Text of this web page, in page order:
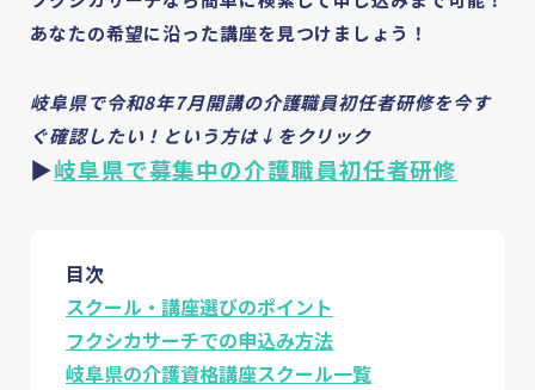
あなたの希望に沿った講座を見つけましょう！
岐阜県で令和8年7月開講の介護職員初任者研修を今す
ぐ確認したい！という方は↓をクリック
▶岐阜県で募集中の介護職員初任者研修
目次
スクール・講座選びのポイント
フクシカサーチでの申込み方法
岐阜県の介護資格講座スクール一覧